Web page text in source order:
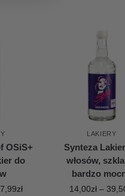
OSiS+
do
zł
LAKIERY
Synteza
włosów,
bardzo
14,00zł –